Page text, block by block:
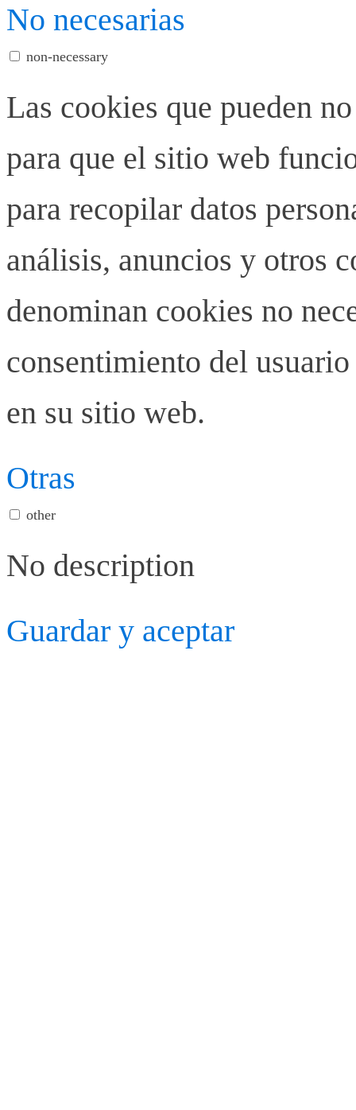
No necesarias
non-necessary
Las cookies que pueden
para que el sitio web
para recopilar datos
análisis, anuncios y otros
denominan cookies no
consentimiento del
en su sitio web.
Otras
other
No description
Guardar y aceptar